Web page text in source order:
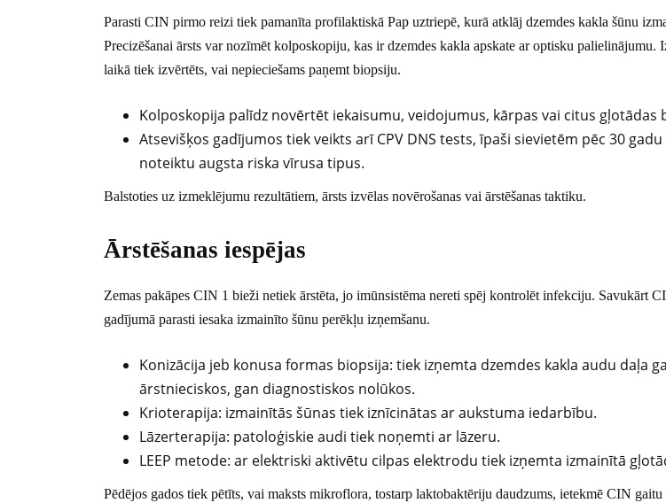
Parasti CIN pirmo reizi tiek pamanīta profilaktiskā Pap uztriepē, kurā atklāj dzemdes kakla šūnu
Precizēšanai ārsts var nozīmēt kolposkopiju, kas ir dzemdes kakla apskate ar optisku palielinājumu.
laikā tiek izvērtēts, vai nepieciešams paņemt biopsiju.
Kolposkopija palīdz novērtēt iekaisumu, veidojumus, kārpas vai citus gļotādas
Atsevišķos gadījumos tiek veikts arī CPV DNS tests, īpaši sievietēm pēc 30
noteiktu augsta riska vīrusa tipus.
Balstoties uz izmeklējumu rezultātiem, ārsts izvēlas novērošanas vai ārstēšanas taktiku.
Ārstēšanas iespējas
Zemas pakāpes CIN 1 bieži netiek ārstēta, jo imūnsistēma nereti spēj kontrolēt infekciju. Savukārt
gadījumā parasti iesaka izmainīto šūnu perēkļu izņemšanu.
Konizācija jeb konusa formas biopsija: tiek izņemta dzemdes kakla audu daļa
ārstnieciskos, gan diagnostiskos nolūkos.
Krioterapija: izmainītās šūnas tiek iznīcinātas ar aukstuma iedarbību.
Lāzerterapija: patoloģiskie audi tiek noņemti ar lāzeru.
LEEP metode: ar elektriski aktivētu cilpas elektrodu tiek izņemta izmainītā
Pēdējos gados tiek pētīts, vai maksts mikroflora, tostarp laktobaktēriju daudzums, ietekmē CIN gaitu